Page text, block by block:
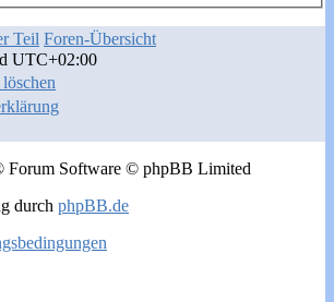
Teil Foren-Übersicht
UTC+02:00
Forum Software © phpBB Limited
durch phpBB.de